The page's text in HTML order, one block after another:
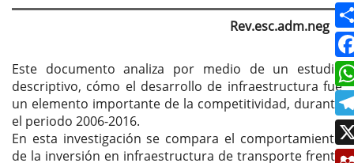
artículo
Rev.esc.adm.neg
Este documento analiza por medio de un estudio
descriptivo, cómo el desarrollo de infraestructura fue
un elemento importante de la competitividad, durante
el periodo 2006-2016.
En esta investigación se compara el comportamiento
de la inversión en infraestructura de transporte frente